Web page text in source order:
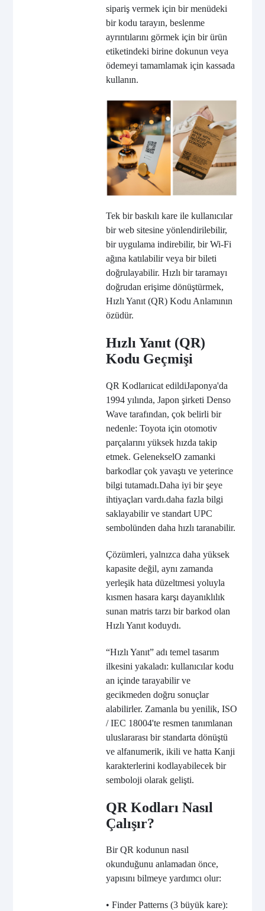
sipariş vermek için bir menüdeki
bir kodu tarayın, beslenme
ayrıntılarını görmek için bir ürün
etiketindeki birine dokunun veya
ödemeyi tamamlamak için kassada
kullanın.
Tek bir baskılı kare ile kullanıcılar
bir web sitesine yönlendirilebilir,
bir uygulama indirebilir, bir Wi-Fi
ağına katılabilir veya bir bileti
doğrulayabilir. Hızlı bir taramayı
doğrudan erişime dönüştürmek,
Hızlı Yanıt (QR) Kodu Anlamının
özüdür.
Hızlı Yanıt (QR)
Kodu Geçmişi
QR Kodlarıicat edildiJaponya'da
1994 yılında, Japon şirketi Denso
Wave tarafından, çok belirli bir
nedenle: Toyota için otomotiv
parçalarını yüksek hızda takip
etmek. GelenekselO zamanki
barkodlar çok yavaştı ve yeterince
bilgi tutamadı.Daha iyi bir şeye
ihtiyaçları vardı.daha fazla bilgi
saklayabilir ve standart UPC
sembolünden daha hızlı taranabilir.
Çözümleri, yalnızca daha yüksek
kapasite değil, aynı zamanda
yerleşik hata düzeltmesi yoluyla
kısmen hasara karşı dayanıklılık
sunan matris tarzı bir barkod olan
Hızlı Yanıt koduydı.
“Hızlı Yanıt” adı temel tasarım
ilkesini yakaladı: kullanıcılar kodu
an içinde tarayabilir ve
gecikmeden doğru sonuçlar
alabilirler. Zamanla bu yenilik, ISO
/ IEC 18004'te resmen tanımlanan
uluslararası bir standarta dönüştü
ve alfanumerik, ikili ve hatta Kanji
karakterlerini kodlayabilecek bir
semboloji olarak gelişti.
QR Kodları Nasıl
Çalışır?
Bir QR kodunun nasıl
okunduğunu anlamadan önce,
yapısını bilmeye yardımcı olur:
• Finder Patterns (3 büyük kare):